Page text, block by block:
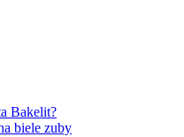
Bakelit?
biele zuby